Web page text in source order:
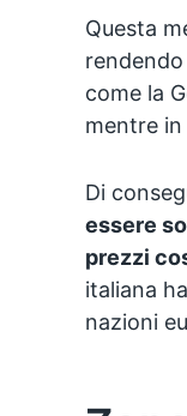
Questa
come la
mentre
Di
essere
prezzi
italiana
nazioni